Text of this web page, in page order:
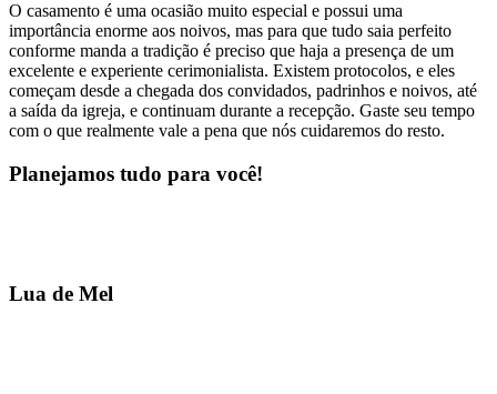
O casamento é uma ocasião muito especial e possui uma
importância enorme aos noivos, mas para que tudo saia perfeito
conforme manda a tradição é preciso que haja a presença de um
excelente e experiente cerimonialista. Existem protocolos, e eles
começam desde a chegada dos convidados, padrinhos e noivos, até
a saída da igreja, e continuam durante a recepção. Gaste seu tempo
com o que realmente vale a pena que nós cuidaremos do resto.
Planejamos tudo para você!
Lua de Mel